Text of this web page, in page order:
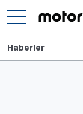
Haberler